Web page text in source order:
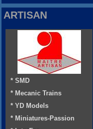
ARTISAN
* SMD
* Mecanic Trains
* YD Models
* Miniatures-Passion